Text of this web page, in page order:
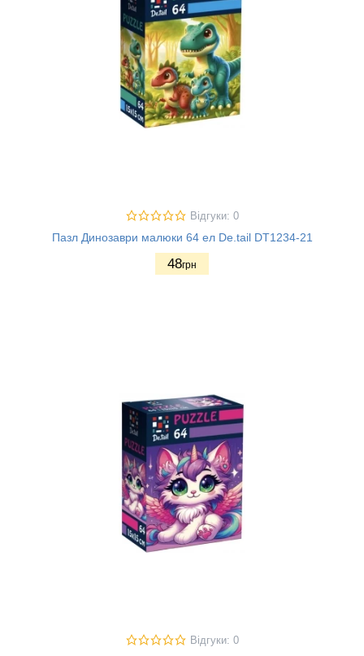
Відгуки: 0
Пазл Динозаври малюки 64 ел De.tail DT1234-21
48грн
Відгуки: 0